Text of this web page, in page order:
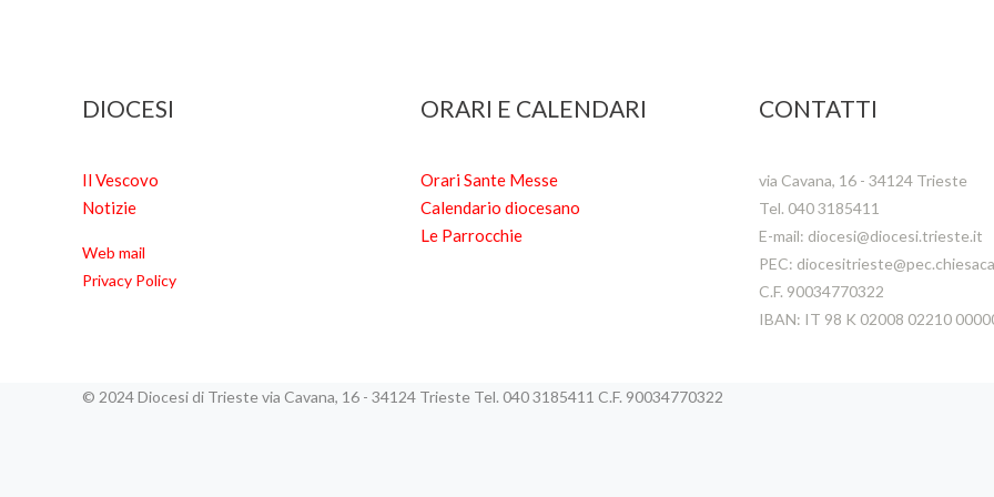
DIOCESI
Il Vescovo
Notizie
Web mail
Privacy Policy
ORARI E CALENDARI
Orari Sante Messe
Calendario diocesano
Le Parrocchie
CONTATTI
via Cavana, 16 - 34124 Trieste
Tel. 040 3185411
E-mail: diocesi@diocesi.trieste.it
PEC:
C.F. 90034770322
IBAN: IT 98 K 02008 02210
© 2024 Diocesi di Trieste via Cavana, 16 - 34124 Trieste Tel. 040 3185411 C.F. 90034770322